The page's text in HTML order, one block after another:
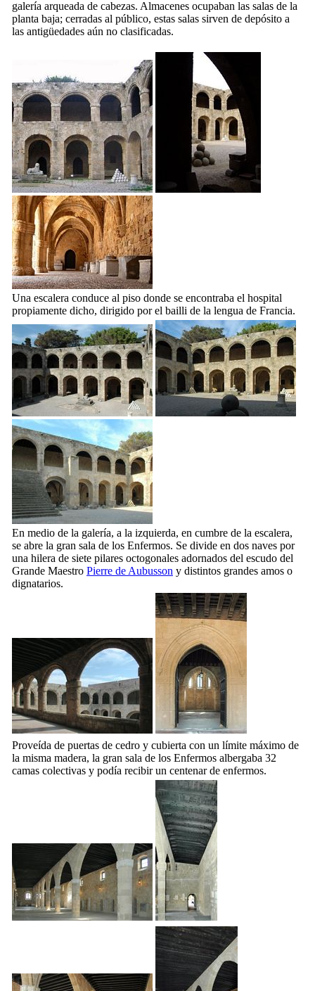
galería arqueada de cabezas. Almacenes ocupaban las salas de la
planta baja; cerradas al público, estas salas sirven de depósito a
las antigüedades aún no clasificadas.
Una escalera conduce al piso donde se encontraba el hospital
propiamente dicho, dirigido por el bailli de la lengua de Francia.
En medio de la galería, a la izquierda, en cumbre de la escalera,
se abre la gran sala de los Enfermos. Se divide en dos naves por
una hilera de siete pilares octogonales adornados del escudo del
Grande Maestro Pierre de Aubusson y distintos grandes amos o
dignatarios.
Proveída de puertas de cedro y cubierta con un límite máximo de
la misma madera, la gran sala de los Enfermos albergaba 32
camas colectivas y podía recibir un centenar de enfermos.